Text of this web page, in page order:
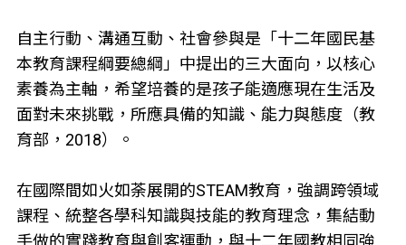
自主行動、溝通互動、社會參與是「十二年國民基
本教育課程綱要總綱」中提出的三大面向，以核心
素養為主軸，希望培養的是孩子能適應現在生活及
面對未來挑戰，所應具備的知識、能力與態度（教
育部，2018）。
在國際間如火如荼展開的STEAM教育，強調跨領域
課程、統整各學科知識與技能的教育理念，集結動